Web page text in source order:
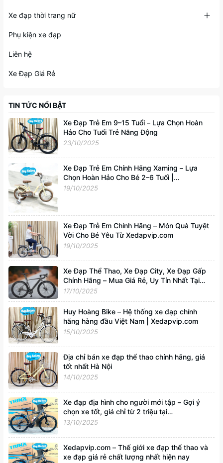
Xe đạp thời trang nữ
Phụ kiện xe đạp
Liên hệ
Xe Đạp Giá Rẻ
TIN TỨC NỔI BẬT
Xe Đạp Trẻ Em 9–15 Tuổi – Lựa Chọn Hoàn
Hảo Cho Tuổi Trẻ Năng Động
23/10/2025
Xe Đạp Trẻ Em Chính Hãng Xaming – Lựa
Chọn Hoàn Hảo Cho Bé 2–6 Tuổi |
Xedapvip.com
19/10/2025
Xe Đạp Trẻ Em Chính Hãng – Món Quà Tuyệt
Vời Cho Bé Yêu Từ Xedapvip.com
19/10/2025
Xe Đạp Thể Thao, Xe Đạp City, Xe Đạp Gấp
Chính Hãng – Mua Giá Rẻ, Uy Tín Nhất Tại
Xedapvip.com
17/10/2025
Huy Hoàng Bike – Hệ thống xe đạp chính
hãng hàng đầu Việt Nam | Xedapvip.com
15/10/2025
Địa chỉ bán xe đạp thể thao chính hãng, giá
tốt nhất Hà Nội
14/10/2025
Xe đạp địa hình cho người mới tập – Gợi ý
chọn xe tốt, giá chỉ từ 2 triệu tại
Xedapvip.com
13/10/2025
Xedapvip.com – Thế giới xe đạp thể thao và
xe đạp giá rẻ chất lượng nhất hiện nay